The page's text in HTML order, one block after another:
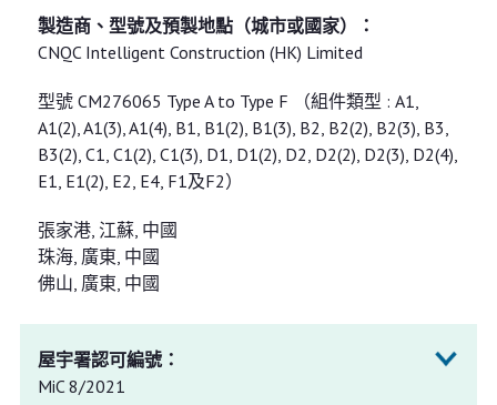
CNQC Intelligent Construction (HK) Limited
型號 CM276065 Type A to Type F （組件類型 : A1,
A1(2), A1(3), A1(4), B1, B1(2), B1(3), B2, B2(2), B2(3), B3,
B3(2), C1, C1(2), C1(3), D1, D1(2), D2, D2(2), D2(3), D2(4),
E1, E1(2), E2, E4, F1及F2）
張家港, 江蘇, 中國
珠海, 廣東, 中國
佛山, 廣東, 中國
MiC 8/2021